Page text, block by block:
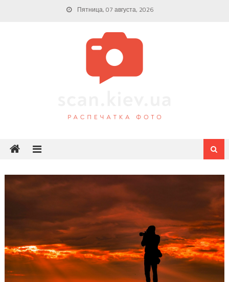
Пятница, 07 августа, 2026